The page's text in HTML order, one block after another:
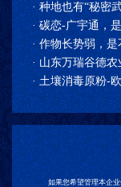
·种地也有“秘密
·碳恋-广宇通，
·作物长势弱，
·山东万瑞谷德
·土壤消毒原粉-
如果您希望管理本企